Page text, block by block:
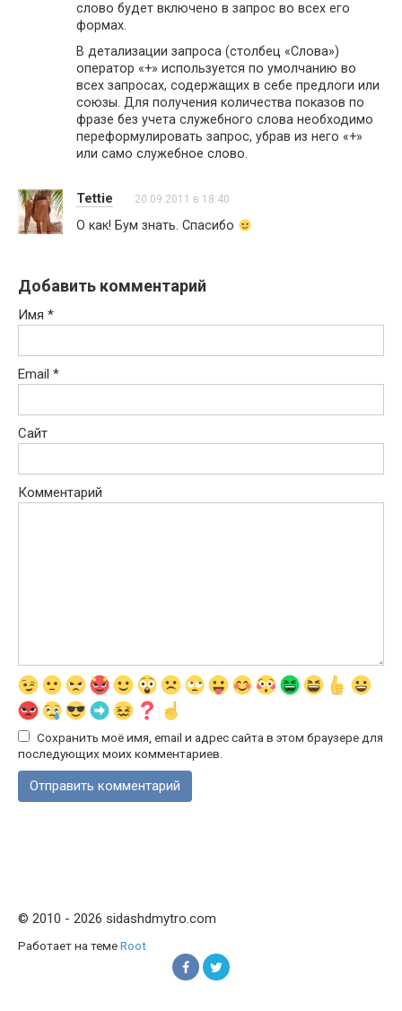
слово будет включено в запрос во всех его
формах.
В детализации запроса (столбец «Слова»)
оператор «+» используется по умолчанию во
всех запросах, содержащих в себе предлоги или
союзы. Для получения количества показов по
фразе без учета служебного слова необходимо
переформулировать запрос, убрав из него «+»
или само служебное слово.
Tettie 20.09.2011 в 18:40
О как! Бум знать. Спасибо
Добавить комментарий
Имя *
Email *
Сайт
Комментарий
Сохранить моё имя, email и адрес сайта в этом браузере для
последующих моих комментариев.
© 2010 - 2026 sidashdmytro.com
Работает на темеRoot